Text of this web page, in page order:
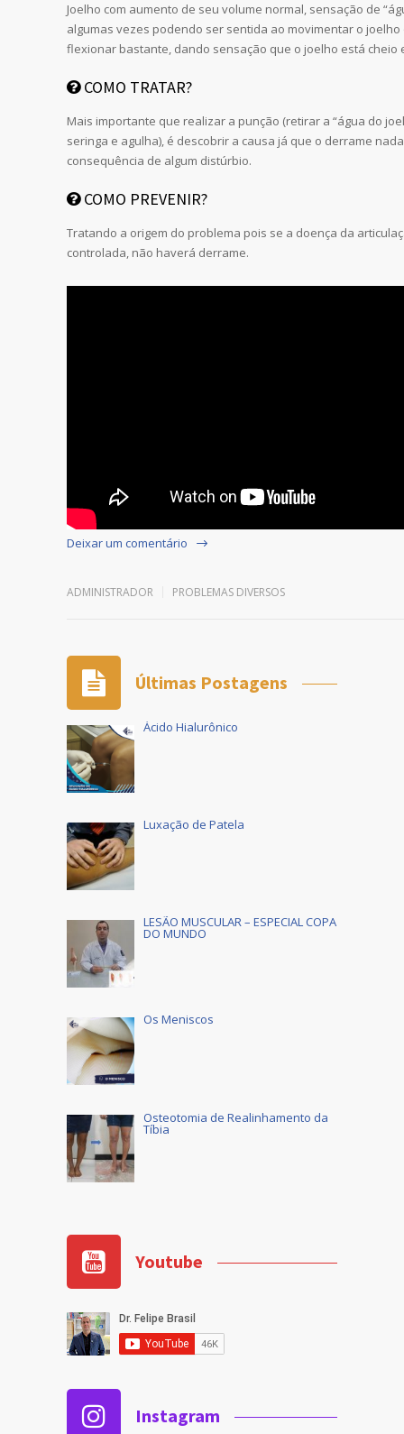
Joelho com aumento de seu volume normal, sensação de
algumas vezes podendo ser sentida ao movimentar o
flexionar bastante, dando sensação que o joelho está cheio
COMO TRATAR?
Mais importante que realizar a punção (retirar a “água do
seringa e agulha), é descobrir a causa já que o derrame
consequência de algum distúrbio.
COMO PREVENIR?
Tratando a origem do problema pois se a doença da
controlada, não haverá derrame.
Deixar um comentário
ADMINISTRADOR PROBLEMAS DIVERSOS
Últimas Postagens
Ácido Hialurônico
Luxação de Patela
LESÃO MUSCULAR – ESPECIAL COPA
DO MUNDO
Os Meniscos
Osteotomia de Realinhamento da
Tíbia
Youtube
Instagram